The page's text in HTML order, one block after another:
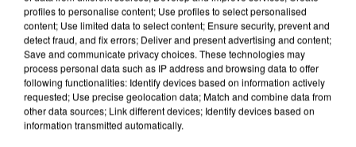
LES INTERVIEWS CHANTE
FRANCE
Voir plus
"JE SUIS À DISPOSITION DES
ENFOIRÉS"
profiles to personalise content; Use profiles to select personalised
content; Use limited data to select content; Ensure security, prevent and
detect fraud, and fix errors; Deliver and present advertising and content;
Save and communicate privacy choices. These technologies may
process personal data such as IP address and browsing data to offer
following functionalities: Identify devices based on information actively
requested; Use precise geolocation data; Match and combine data from
other data sources; Link different devices; Identify devices based on
information transmitted automatically.